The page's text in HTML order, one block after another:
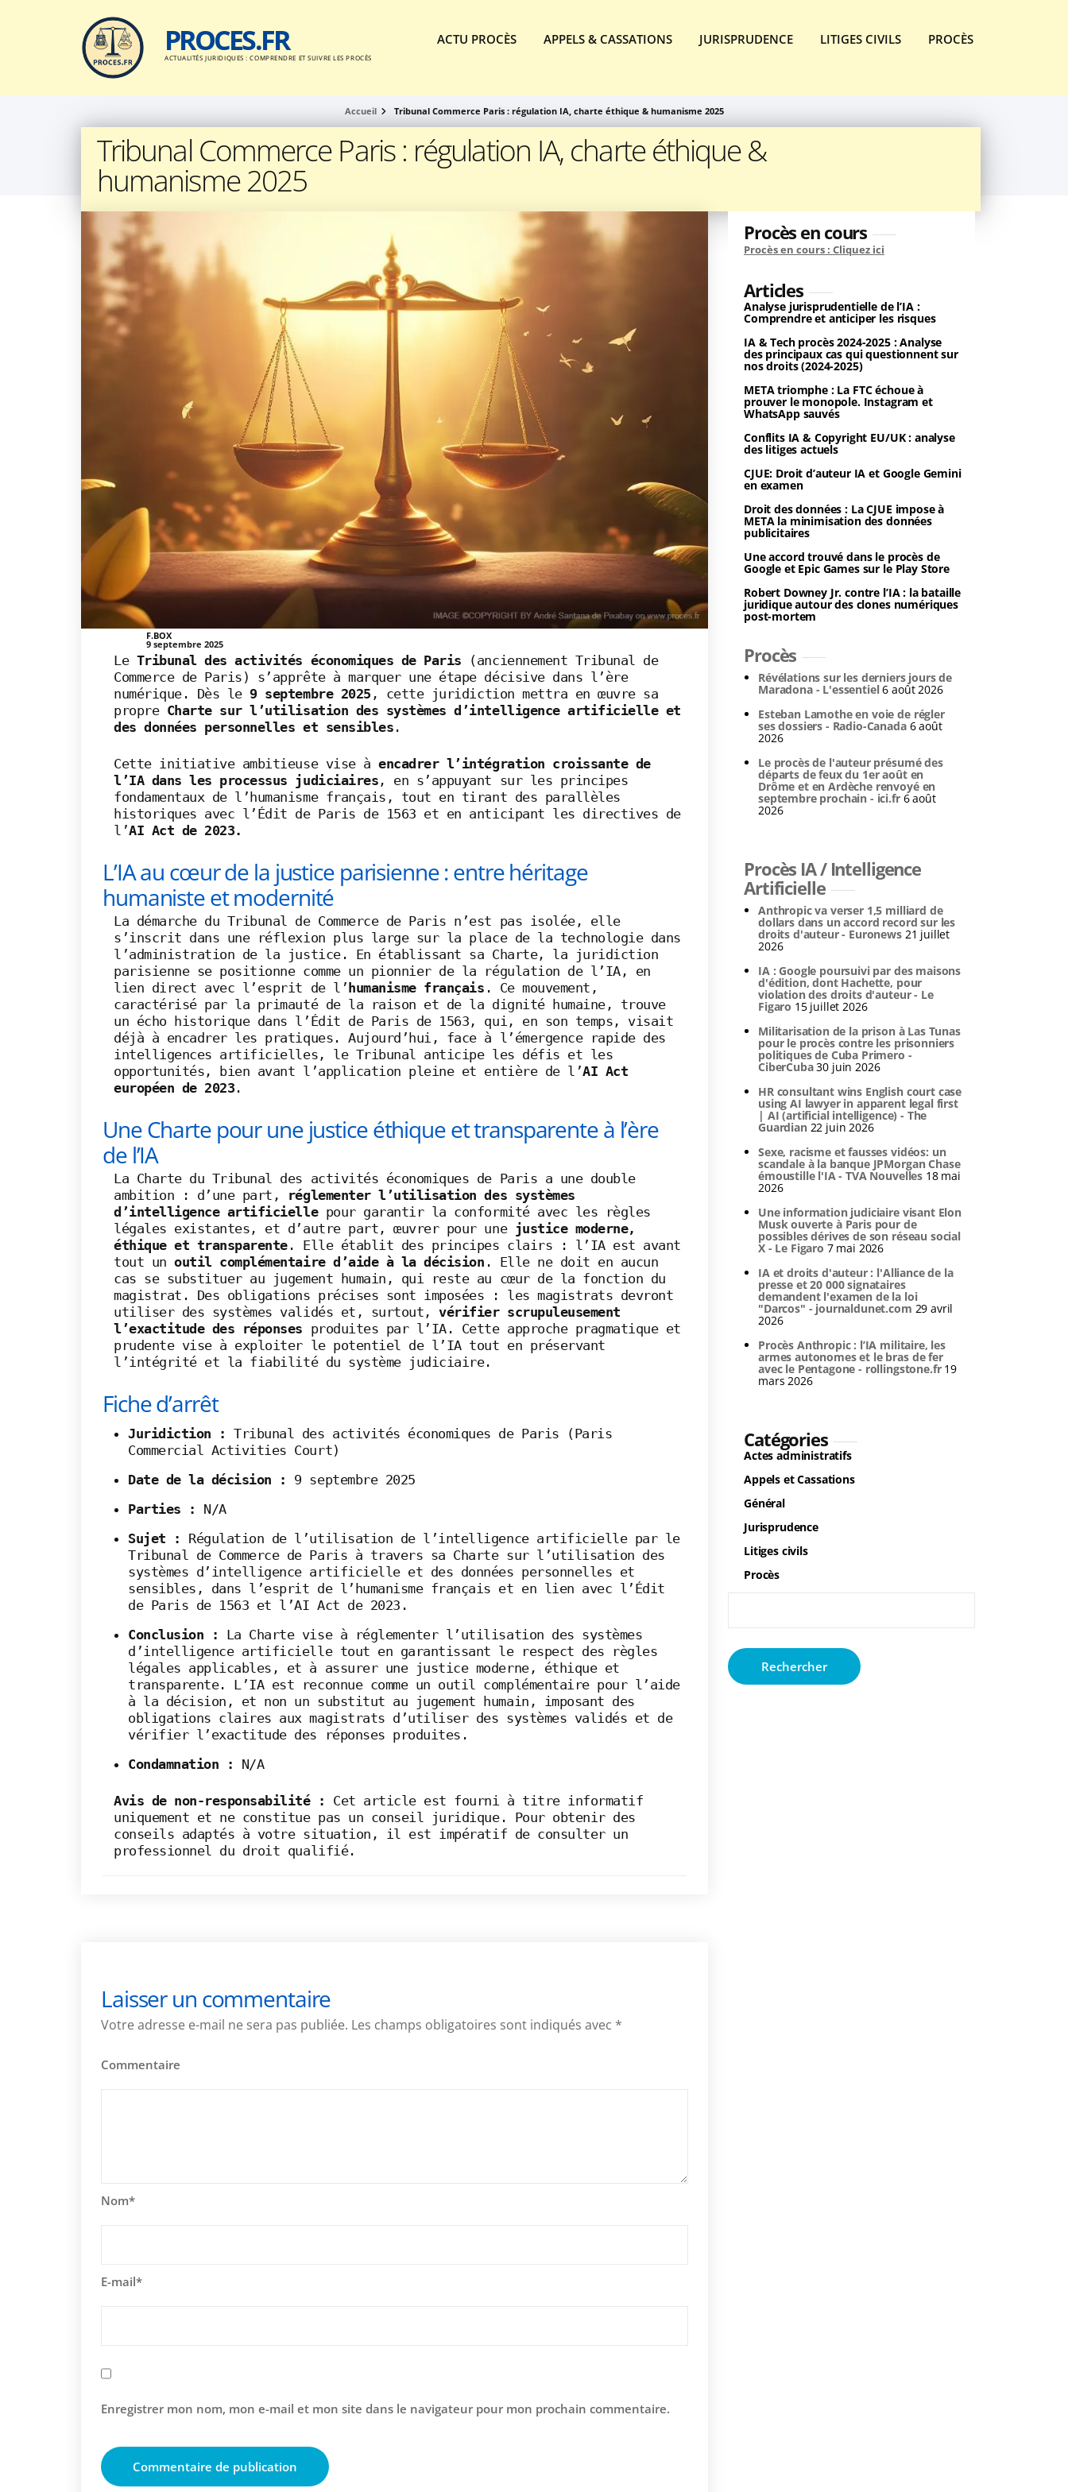
PROCES.FR
ACTUALITÉS JURIDIQUES : COMPRENDRE ET SUIVRE LES PROCÈS
ACTU PROCÈS APPELS & CASSATIONS JURISPRUDENCE LITIGES CIVILS PROCÈS
Accueil Tribunal Commerce Paris : régulation IA, charte éthique & humanisme 2025
Tribunal Commerce Paris : régulation IA, charte éthique &
humanisme 2025
F.BOX
9 septembre 2025
Le Tribunal des activités économiques de Paris (anciennement Tribunal de
Commerce de Paris) s’apprête à marquer une étape décisive dans l’ère
numérique. Dès le 9 septembre 2025 , cette juridiction mettra en œuvre sa
propre Charte sur l’utilisation des systèmes d’intelligence artificielle et
des données personnelles et sensibles .
Cette initiative ambitieuse vise à encadrer l’intégration croissante de
l’IA dans les processus judiciaires , en s’appuyant sur les principes
fondamentaux de l’humanisme français, tout en tirant des parallèles
historiques avec l’Édit de Paris de 1563 et en anticipant les directives de
l’AI Act de 2023.
L’IA au cœur de la justice parisienne : entre héritage
humaniste et modernité
La démarche du Tribunal de Commerce de Paris n’est pas isolée, elle
s’inscrit dans une réflexion plus large sur la place de la technologie dans
l’administration de la justice. En établissant sa Charte, la juridiction
parisienne se positionne comme un pionnier de la régulation de l’IA, en
lien direct avec l’esprit de l’ humanisme français . Ce mouvement,
caractérisé par la primauté de la raison et de la dignité humaine, trouve
un écho historique dans l’Édit de Paris de 1563, qui, en son temps, visait
déjà à encadrer les pratiques. Aujourd’hui, face à l’émergence rapide des
intelligences artificielles, le Tribunal anticipe les défis et les
opportunités, bien avant l’application pleine et entière de l’AI Act
européen de 2023 .
Une Charte pour une justice éthique et transparente à l’ère
de l’IA
La Charte du Tribunal des activités économiques de Paris a une double
ambition : d’une part,
réglementer l’utilisation des systèmes
d’intelligence artificiellepour garantir la conformité avec les règles
légales existantes, et d’autre part, œuvrer pour une justice moderne,
éthique et transparente. Elle établit des principes clairs : l’IA est avant
tout unoutil complémentaire d’aide à la décision . Elle ne doit en aucun
cas se substituer au jugement humain, qui reste au cœur de la fonction du
magistrat. Des obligations précises sont imposées : les magistrats devront
utiliser des systèmes validés et, surtout,vérifier scrupuleusement
l’exactitude des réponses produites par l’IA. Cette approche pragmatique et
prudente vise à exploiter le potentiel de l’IA tout en préservant
l’intégrité et la fiabilité du système judiciaire.
Fiche d’arrêt
Juridiction : Tribunal des activités économiques de Paris (Paris
Commercial Activities Court)
Date de la décision :
9 septembre 2025
Parties :
N/A
Sujet :
Régulation de l’utilisation de l’intelligence artificielle par le
Tribunal de Commerce de Paris à travers sa Charte sur l’utilisation des
systèmes d’intelligence artificielle et des données personnelles et
sensibles, dans l’esprit de l’humanisme français et en lien avec l’Édit
de Paris de 1563 et l’AI Act de 2023.
Conclusion :
La Charte vise à réglementer l’utilisation des systèmes
d’intelligence artificielle tout en garantissant le respect des règles
légales applicables, et à assurer une justice moderne, éthique et
transparente. L’IA est reconnue comme un outil complémentaire pour l’aide
à la décision, et non un substitut au jugement humain, imposant des
obligations claires aux magistrats d’utiliser des systèmes validés et de
vérifier l’exactitude des réponses produites.
Condamnation :
N/A
Avis de non-responsabilité :
Cet article est fourni à titre informatif
uniquement et ne constitue pas un conseil juridique. Pour obtenir des
conseils adaptés à votre situation, il est impératif de consulter un
professionnel du droit qualifié.
Laisser un commentaire
Votre adresse e-mail ne sera pas publiée. Les champs obligatoires sont indiqués avec *
Commentaire
Nom*
E-mail*
Enregistrer mon nom, mon e-mail et mon site dans le navigateur pour mon prochain commentaire.
Procès en cours
Procès en cours : Cliquez ici
Articles
Analyse jurisprudentielle de l’IA :
Comprendre et anticiper les risques
IA & Tech procès 2024-2025 : Analyse
des principaux cas qui questionnent sur
nos droits (2024-2025)
META triomphe : La FTC échoue à
prouver le monopole. Instagram et
WhatsApp sauvés
Conflits IA & Copyright EU/UK : analyse
des litiges actuels
CJUE: Droit d’auteur IA et Google Gemini
en examen
Droit des données : La CJUE impose à
META la minimisation des données
publicitaires
Une accord trouvé dans le procès de
Google et Epic Games sur le Play Store
Robert Downey Jr. contre l’IA : la bataille
juridique autour des clones numériques
post-mortem
Procès
Révélations sur les derniers jours de
Maradona - L'essentiel 6 août 2026
Esteban Lamothe en voie de régler
ses dossiers - Radio-Canada 6 août
2026
Le procès de l'auteur présumé des
départs de feux du 1er août en
Drôme et en Ardèche renvoyé en
septembre prochain - ici.fr 6 août
2026
Procès IA / Intelligence
Artificielle
Anthropic va verser 1,5 milliard de
dollars dans un accord record sur les
droits d'auteur - Euronews 21 juillet
2026
IA : Google poursuivi par des maisons
d'édition, dont Hachette, pour
violation des droits d'auteur - Le
Figaro 15 juillet 2026
Militarisation de la prison à Las Tunas
pour le procès contre les prisonniers
politiques de Cuba Primero -
CiberCuba 30 juin 2026
HR consultant wins English court case
using AI lawyer in apparent legal first
| AI (artificial intelligence) - The
Guardian 22 juin 2026
Sexe, racisme et fausses vidéos: un
scandale à la banque JPMorgan Chase
émoustille l'IA - TVA Nouvelles 18 mai
2026
Une information judiciaire visant Elon
Musk ouverte à Paris pour de
possibles dérives de son réseau social
X - Le Figaro 7 mai 2026
IA et droits d'auteur : l'Alliance de la
presse et 20 000 signataires
demandent l'examen de la loi
"Darcos" - journaldunet.com 29 avril
2026
Procès Anthropic : l’IA militaire, les
armes autonomes et le bras de fer
avec le Pentagone - rollingstone.fr 19
mars 2026
Catégories
Actes administratifs
Appels et Cassations
Général
Jurisprudence
Litiges civils
Procès